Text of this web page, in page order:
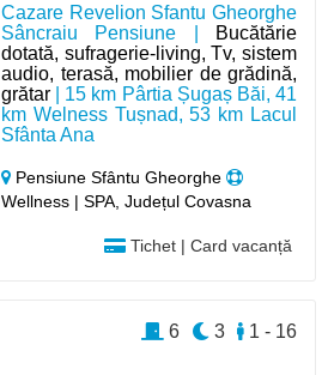
Cazare Revelion Sfantu Gheorghe
Sâncraiu Pensiune |
Bucătărie
dotată, sufragerie-living, Tv, sistem
audio, terasă, mobilier de grădină,
grătar | 15 km Pârtia Șugaș Băi, 41
km Welness Tușnad, 53 km Lacul
Sfânta Ana
Pensiune Sfântu Gheorghe
Wellness | SPA, Județul Covasna
Tichet | Card vacanță
1 - 16
3
6